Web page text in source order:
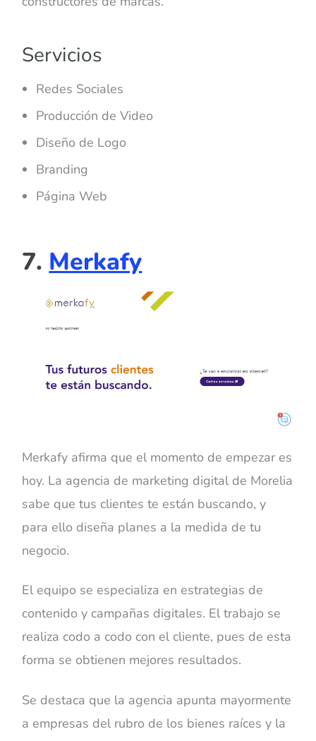
Servicios
Redes Sociales
Producción de Video
Diseño de Logo
Branding
Página Web
7. Merkafy
Merkafy afirma que el momento de empezar es
hoy. La agencia de marketing digital de Morelia
sabe que tus clientes te están buscando, y
para ello diseña planes a la medida de tu
negocio.
El equipo se especializa en estrategias de
contenido y campañas digitales. El trabajo se
realiza codo a codo con el cliente, pues de esta
forma se obtienen mejores resultados.
Se destaca que la agencia apunta mayormente
a empresas del rubro de los bienes raíces y la